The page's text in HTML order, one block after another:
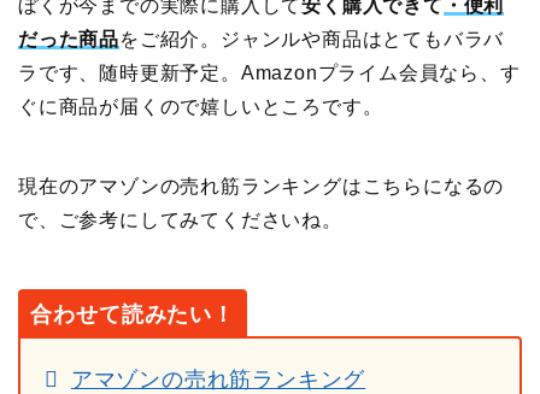
ぼくが今までの実際に購入して安く購入できて ・便利
だった商品をご紹介。ジャンルや商品はとてもバラバ
ラです、随時更新予定。Amazonプライム会員なら、す
ぐに商品が届くので嬉しいところです。
現在のアマゾンの売れ筋ランキングはこちらになるの
で、ご参考にしてみてくださいね。
合わせて読みたい！
アマゾンの売れ筋ランキング